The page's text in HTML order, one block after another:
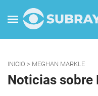
INICIO > MEGHAN MARKLE
Noticias sobre